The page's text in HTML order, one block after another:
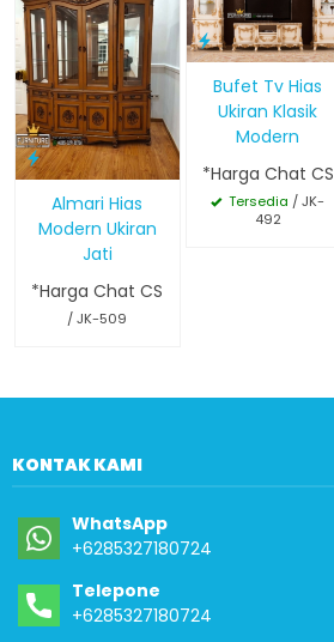
Almari Hias
Modern Ukiran
Jati
*Harga Chat CS
/ JK-509
Bufet Tv Hias
Ukiran Klasik
Modern
*Harga Chat CS
Tersedia / JK-
492
KONTAK KAMI
WhatsApp
+6285327180724
Telepone
+6285327180724